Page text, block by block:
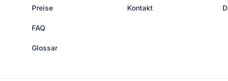
Preise
FAQ
Glossar
Kontakt